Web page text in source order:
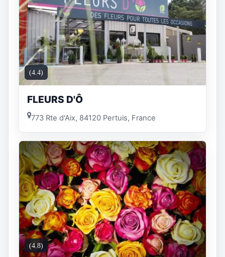
(4.4)
FLEURS D'Ô
773 Rte d'Aix, 84120 Pertuis, France
(4.8)